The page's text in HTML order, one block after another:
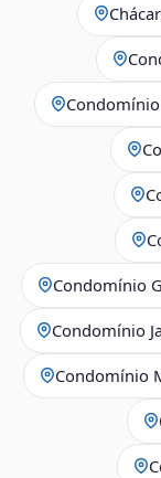
Condomínio
Condomínio
Condomínio